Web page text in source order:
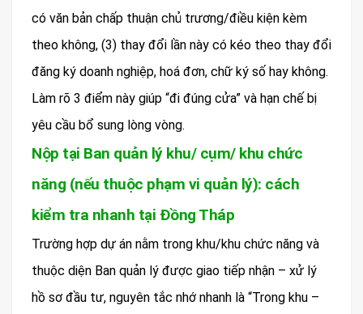
có văn bản chấp thuận chủ trương/điều kiện kèm
theo không, (3) thay đổi lần này có kéo theo thay đổi
đăng ký doanh nghiệp, hoá đơn, chữ ký số hay không.
Làm rõ 3 điểm này giúp “đi đúng cửa” và hạn chế bị
yêu cầu bổ sung lòng vòng.
Nộp tại Ban quản lý khu/ cụm/ khu chức
năng (nếu thuộc phạm vi quản lý): cách
kiểm tra nhanh tại Đồng Tháp
Trường hợp dự án nằm trong khu/khu chức năng và
thuộc diện Ban quản lý được giao tiếp nhận – xử lý
hồ sơ đầu tư, nguyên tắc nhớ nhanh là “Trong khu –